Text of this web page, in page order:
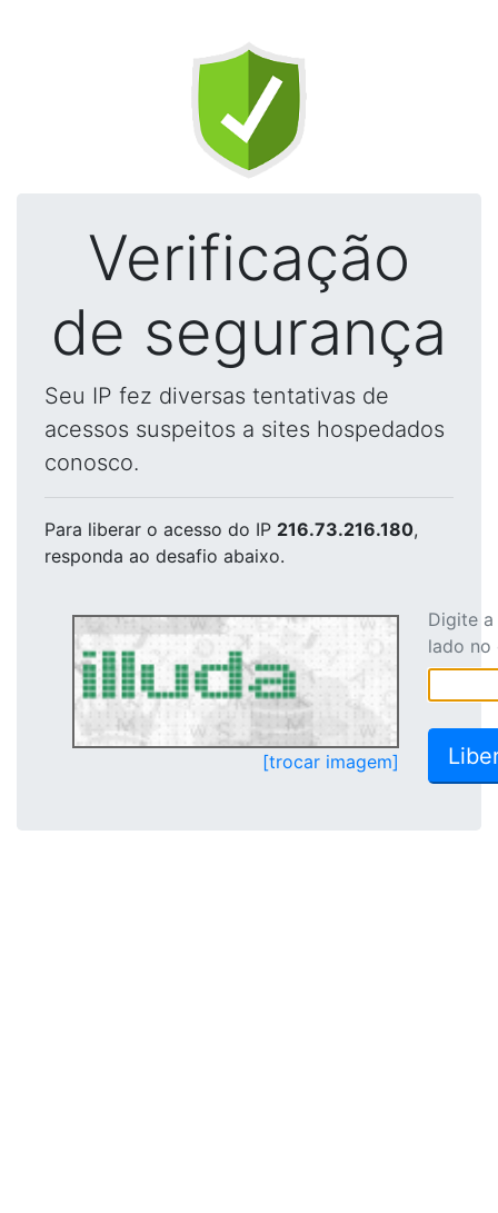
Verificação
de segurança
Seu IP fez diversas tentativas de
acessos suspeitos a sites hospedados
conosco.
Para liberar o acesso do IP 216.73.216.180,
responda ao desafio abaixo.
[trocar imagem]
Digite
lado no